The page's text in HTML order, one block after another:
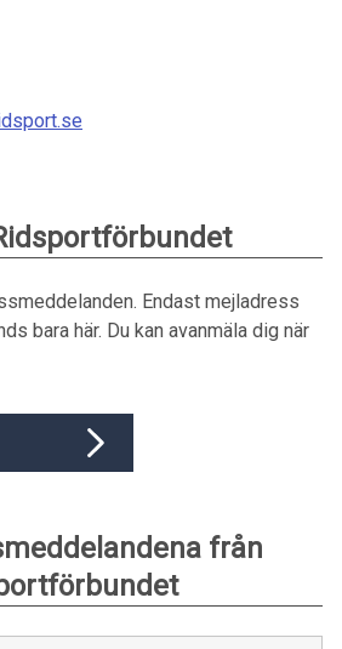
Endast mejladress
bara här. Du kan avanmäla dig när
från